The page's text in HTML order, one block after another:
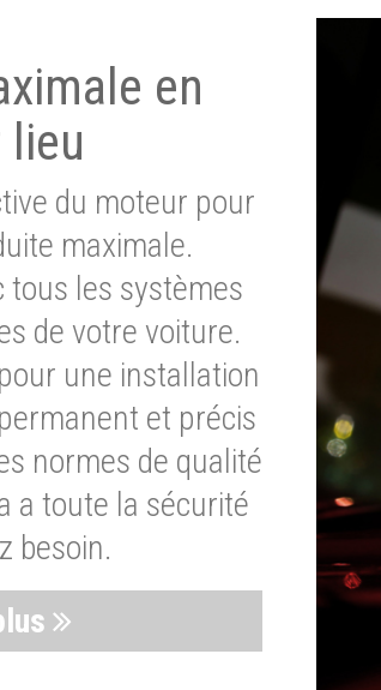
en
lieu
du moteur pour
maximale.
tous les systèmes
de votre voiture.
une installation
et précis
normes de qualité
a toute la sécurité
besoin.